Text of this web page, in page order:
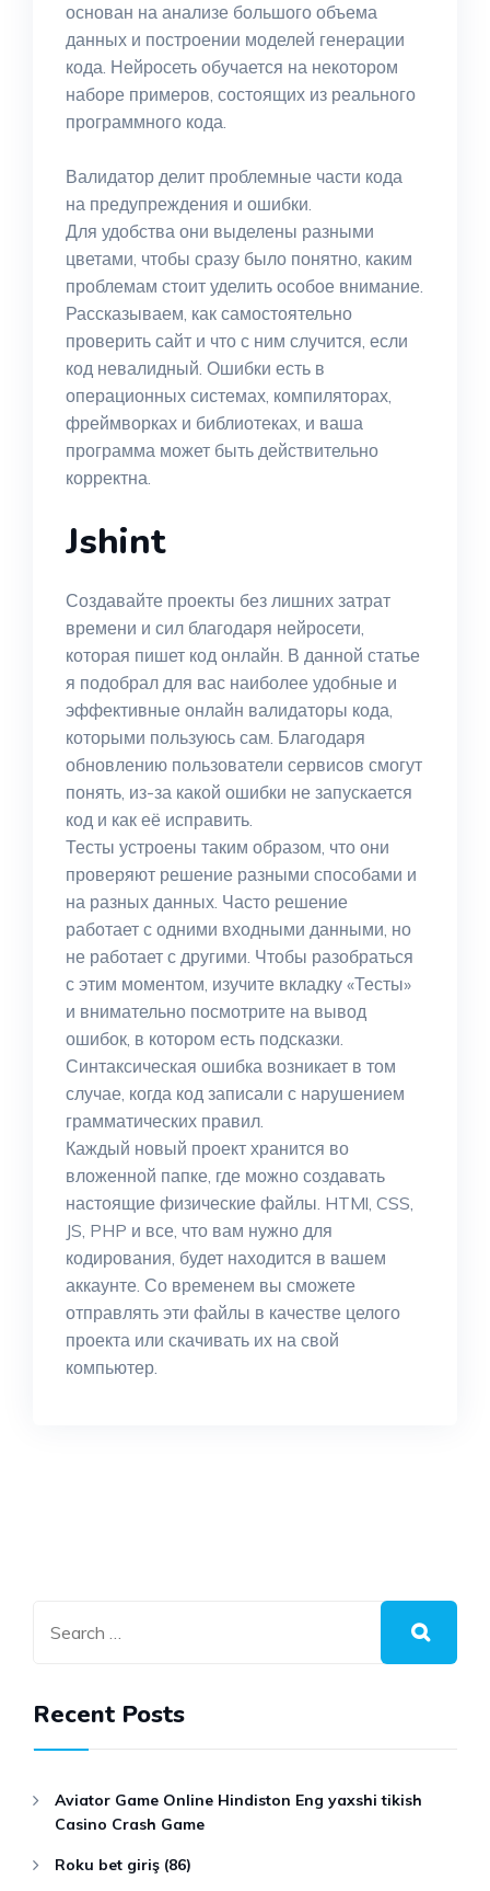
основан на анализе большого объема
данных и построении моделей генерации
кода. Нейросеть обучается на некотором
наборе примеров, состоящих из реального
программного кода.
Валидатор делит проблемные части кода
на предупреждения и ошибки.
Для удобства они выделены разными
цветами, чтобы сразу было понятно, каким
проблемам стоит уделить особое внимание.
Рассказываем, как самостоятельно
проверить сайт и что с ним случится, если
код невалидный. Ошибки есть в
операционных системах, компиляторах,
фреймворках и библиотеках, и ваша
программа может быть действительно
корректна.
Jshint
Создавайте проекты без лишних затрат
времени и сил благодаря нейросети,
которая пишет код онлайн. В данной статье
я подобрал для вас наиболее удобные и
эффективные онлайн валидаторы кода,
которыми пользуюсь сам. Благодаря
обновлению пользователи сервисов смогут
понять, из-за какой ошибки не запускается
код и как её исправить.
Тесты устроены таким образом, что они
проверяют решение разными способами и
на разных данных. Часто решение
работает с одними входными данными, но
не работает с другими. Чтобы разобраться
с этим моментом, изучите вкладку «Тесты»
и внимательно посмотрите на вывод
ошибок, в котором есть подсказки.
Синтаксическая ошибка возникает в том
случае, когда код записали с нарушением
грамматических правил.
Каждый новый проект хранится во
вложенной папке, где можно создавать
настоящие физические файлы. HTMl, CSS,
JS, PHP и все, что вам нужно для
кодирования, будет находится в вашем
аккаунте. Со временем вы сможете
отправлять эти файлы в качестве целого
проекта или скачивать их на свой
компьютер.
Recent Posts
Aviator Game Online Hindiston Eng yaxshi tikish
Casino Crash Game
Roku bet giriş (86)